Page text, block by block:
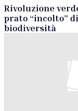
Rivoluzione
prato “incolto”
biodiversità